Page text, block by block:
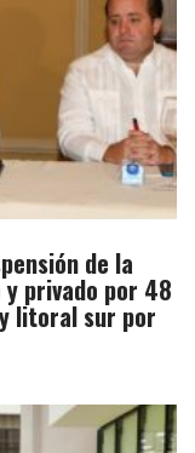
de la
privado por 48
litoral sur por